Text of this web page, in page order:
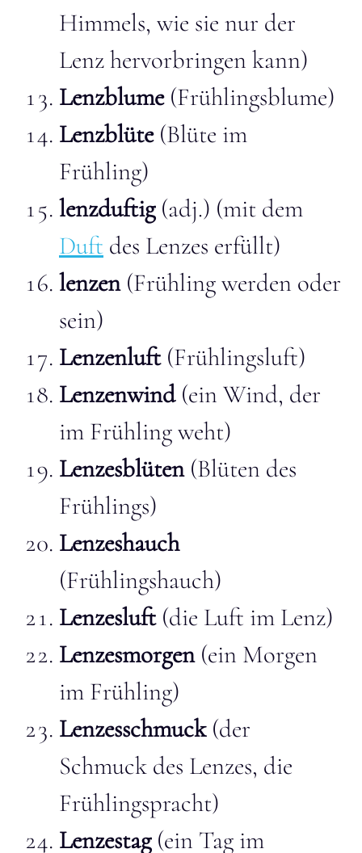
Himmels, wie sie nur der
Lenz hervorbringen kann)
Lenzblume(Frühlingsblume)
Lenzblüte(Blüte im
Frühling)
lenzduftig(adj.) (mit dem
Duft des Lenzes erfüllt)
lenzen(Frühling werden oder
sein)
Lenzenluft(Frühlingsluft)
Lenzenwind(ein Wind, der
im Frühling weht)
Lenzesblüten(Blüten des
Frühlings)
Lenzeshauch
(Frühlingshauch)
Lenzesluft(die Luft im Lenz)
Lenzesmorgen(ein Morgen
im Frühling)
Lenzesschmuck(der
Schmuck des Lenzes, die
Frühlingspracht)
Lenzestag(ein Tag im